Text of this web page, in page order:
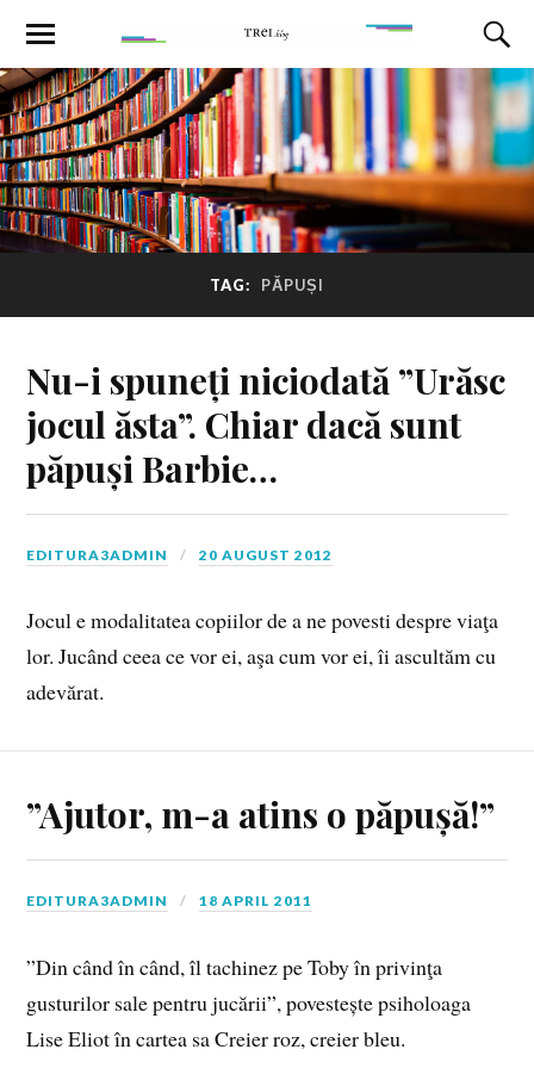
TAG: PĂPUȘI
Nu-i spuneți niciodată ”Urăsc
jocul ăsta”. Chiar dacă sunt
păpuși Barbie…
EDITURA3ADMIN 20 AUGUST 2012
Jo­cul e mo­da­li­ta­tea co­pi­i­lor de a ne po­vesti de­spre via­ţa
lor. Ju­când ceea ce vor ei, aşa cum vor ei, îi as­cul­tăm cu
ade­vă­rat.
”Ajutor, m-a atins o păpușă!”
EDITURA3ADMIN 18 APRIL 2011
”Din când în când, îl tachinez pe Toby în privinţa
gusturilor sale pentru jucării”, povestește psiholoaga
Lise Eliot în cartea sa Creier roz, creier bleu.